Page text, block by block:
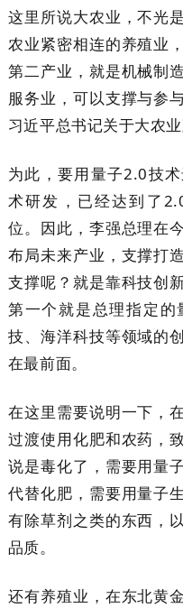
这里所说大农业，不光
农业紧密相连的养殖业
第二产业，就是机械制
服务业，可以支撑与参
习近平总书记关于大农业
为此，要用量子2.0技
术研发，已经达到了
位。因此，李强总理在
布局未来产业，支撑打
支撑呢？就是靠科技创
第一个就是总理指定
技、海洋科技等领域的
在最前面。
在这里需要说明一下，
过渡使用化肥和农药，
说是毒化了，需要用量
代替化肥，需要用量子
有除草剂之类的东西，
品质。
还有养殖业，在东北黄